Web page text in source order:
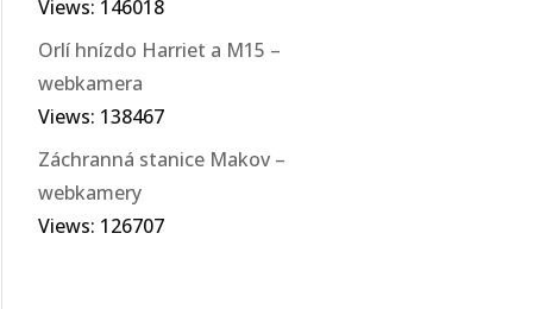
Views: 146018
Orlí hnízdo Harriet a M15 –
webkamera
Views: 138467
Záchranná stanice Makov –
webkamery
Views: 126707